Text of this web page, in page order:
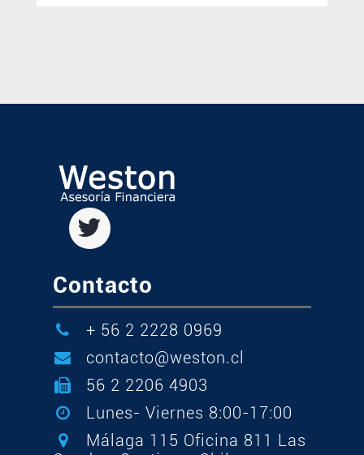
Contacto
+ 56 2 2228 0969
contacto@weston.cl
56 2 2206 4903
Lunes- Viernes 8:00-17:00
Málaga 115 Oficina 811 Las